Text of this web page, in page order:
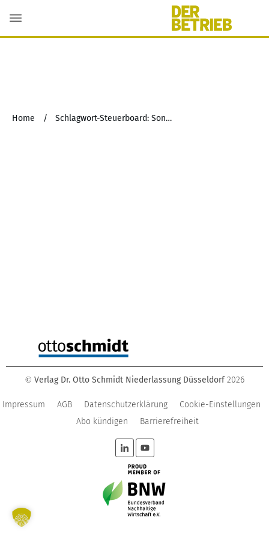
Home / Schlagwort-Steuerboard: Sonderrechtsverhältnis
© Verlag Dr. Otto Schmidt Niederlassung Düsseldorf 2026
Impressum AGB Datenschutzerklärung
Cookie-Einstellungen
Abo kündigen
Barrierefreiheit